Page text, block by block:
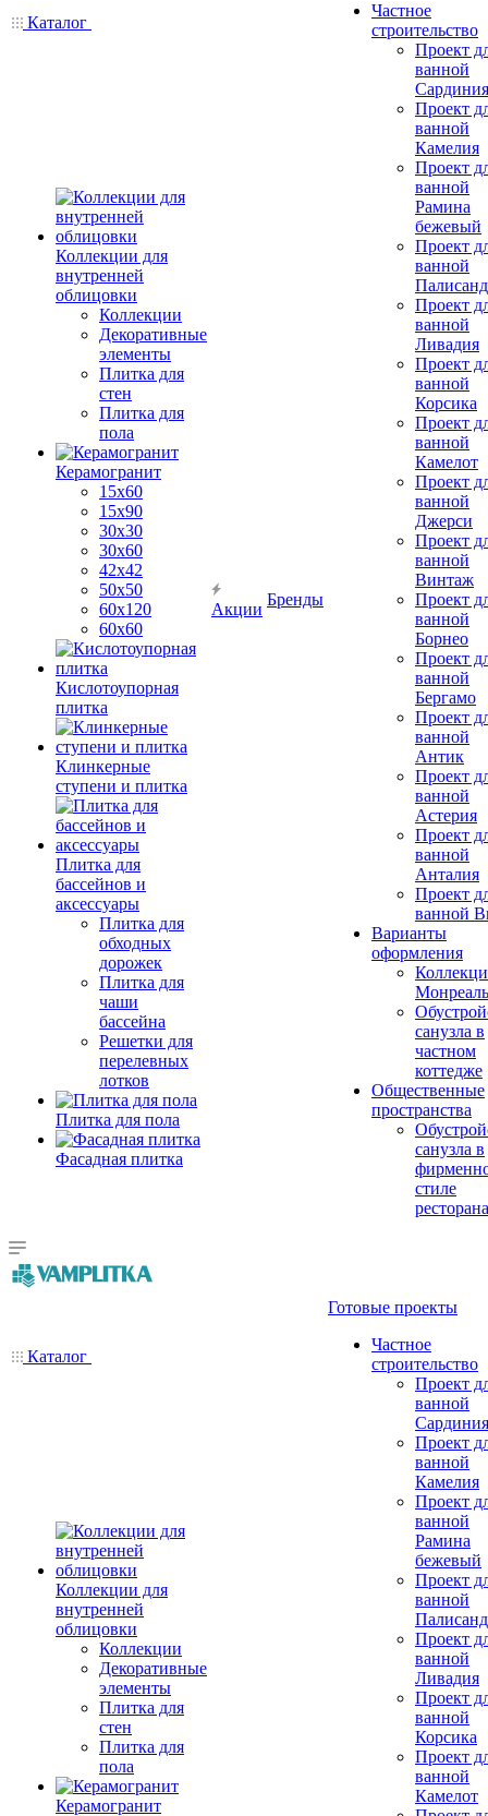
Каталог
Коллекции для
внутренней
облицовки
Коллекции
Декоративные
элементы
Плитка для
стен
Плитка для
пола
Керамогранит
15х60
15x90
30х30
30х60
42х42
50х50
60х120
60х60
Кислотоупорная
плитка
Клинкерные
ступени и плитка
Плитка для
бассейнов и
аксессуары
Плитка для
обходных
дорожек
Плитка для
чаши
бассейна
Решетки для
перелевных
лотков
Плитка для пола
Фасадная плитка
Акции
Бренды
Частное
строительство
Проект
ванной
Сардиния
Проект
ванной
Камелия
Проект
ванной
Рамина
бежевый
Проект
ванной
Проект
ванной
Ливадия
Проект
ванной
Корсика
Проект
ванной
Камелот
Проект
ванной
Джерси
Проект
ванной
Винтаж
Проект
ванной
Борнео
Проект
ванной
Бергамо
Проект
ванной
Антик
Проект
ванной
Астерия
Проект
ванной
Анталия
Проект
ванной
Варианты
оформления
Монреаль
санузла в
частном
коттедже
Общественные
пространства
санузла в
стиле
ресторана
Каталог
Коллекции для
внутренней
облицовки
Коллекции
Декоративные
элементы
Плитка для
стен
Плитка для
пола
Керамогранит
Готовые проекты
Частное
строительство
Проект
ванной
Сардиния
Проект
ванной
Камелия
Проект
ванной
Рамина
бежевый
Проект
ванной
Проект
ванной
Ливадия
Проект
ванной
Корсика
Проект
ванной
Камелот